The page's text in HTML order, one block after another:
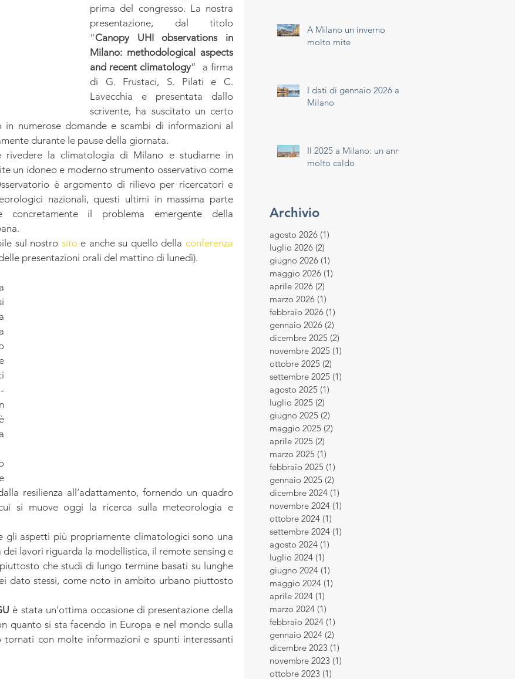
prima del congresso. La nostra
presentazione, dal titolo
“Canopy UHI observations in
Milano: methodological aspects
and recent climatology”  a firma
di G. Frustaci, S. Pilati e C.
Lavecchia e presentata dallo
scrivente, ha suscitato un certo
in numerose domande e scambi di informazioni al
durante le pause della giornata.
la climatologia di Milano e studiarne in
un idoneo e moderno strumento osservativo come
è argomento di rilievo per ricercatori e
nazionali, questi ultimi in massima parte
concretamente il problema emergente della
sul nostro sito e anche su quello della conferenza
presentazioni orali del mattino di lunedì).
resilienza all’adattamento, fornendo un quadro
si muove oggi la ricerca sulla meteorologia e
gli aspetti più propriamente climatologici sono una
dei lavori riguarda la modellistica, il remote sensing e
che studi di lungo termine basati su lunghe
dato stessi, come noto in ambito urbano piuttosto
è stata un’ottima occasione di presentazione della
quanto si sta facendo in Europa e nel mondo sulla
con molte informazioni e spunti interessanti
A Milano un inverno
molto mite
I dati di gennaio 2026 a
Milano
Il 2025 a Milano: un anno
molto caldo
Archivio
agosto 2026 (1)
luglio 2026 (2)
giugno 2026 (1)
maggio 2026 (1)
aprile 2026 (2)
marzo 2026 (1)
febbraio 2026 (1)
gennaio 2026 (2)
dicembre 2025 (2)
novembre 2025 (1)
ottobre 2025 (2)
settembre 2025 (1)
agosto 2025 (1)
luglio 2025 (2)
giugno 2025 (2)
maggio 2025 (2)
aprile 2025 (2)
marzo 2025 (1)
febbraio 2025 (1)
gennaio 2025 (2)
dicembre 2024 (1)
novembre 2024 (1)
ottobre 2024 (1)
settembre 2024 (1)
agosto 2024 (1)
luglio 2024 (1)
giugno 2024 (1)
maggio 2024 (1)
aprile 2024 (1)
marzo 2024 (1)
febbraio 2024 (1)
gennaio 2024 (2)
dicembre 2023 (1)
novembre 2023 (1)
ottobre 2023 (1)